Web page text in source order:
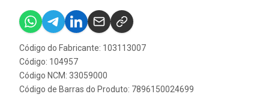
Código do Fabricante: 103113007
Código: 104957
Código NCM: 33059000
Código de Barras do Produto: 7896150024699